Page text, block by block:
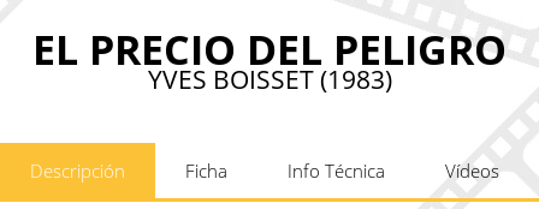
EL PRECIO DEL PELIGRO
YVES BOISSET (1983)
Descripción Ficha Info Técnica Vídeos